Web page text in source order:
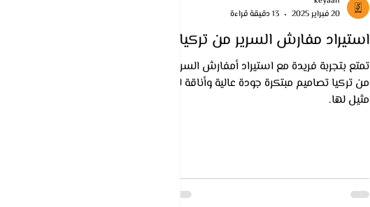
استيراد مفارش السرير من تركيا
تمتع بتجربة فريدة مع استيراد أمفارش السرير
من تركيا تصاميم مبتكرة جودة عالية وأناقة لا
مثيل لها.
20 فبراير 2025
13 دقيقة قراءة